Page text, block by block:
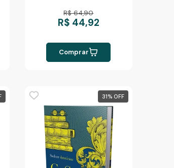
R$ 64,90
R$ 44,92
Comprar
31%